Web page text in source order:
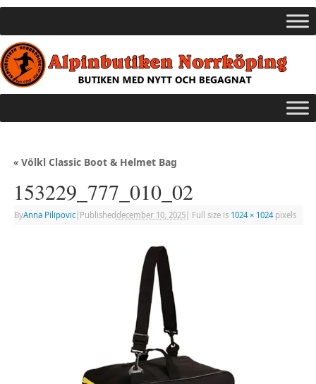
«Völkl Classic Boot & Helmet Bag
153229_777_010_02
ByAnna Pilipovic| Publisheddecember 10, 2025| Full size is 1024 × 1024pixels